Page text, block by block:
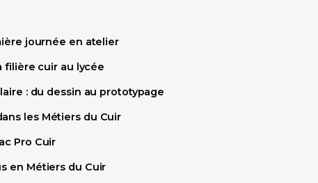
journée en atelier
filière cuir au lycée
: du dessin au prototypage
les Métiers du Cuir
Pro Cuir
en Métiers du Cuir